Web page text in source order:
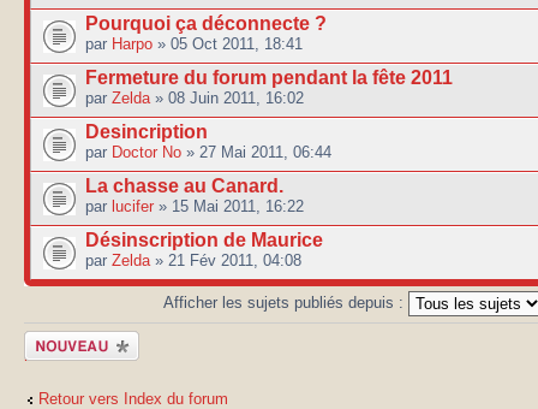
Pourquoi ça déconnecte ?
par Harpo » 05 Oct 2011, 18:41
Fermeture du forum pendant la fête 2011
par Zelda » 08 Juin 2011, 16:02
Desincription
par Doctor No » 27 Mai 2011, 06:44
La chasse au Canard.
par lucifer » 15 Mai 2011, 16:22
Désinscription de Maurice
par Zelda » 21 Fév 2011, 04:08
Afficher les sujets publiés depuis :
Publier un
nouveau sujet
Retour vers Index du forum